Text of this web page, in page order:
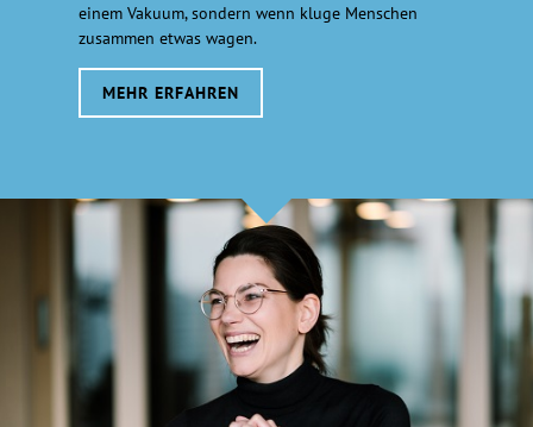
einem Vakuum, sondern wenn kluge Menschen
zusammen etwas wagen.
MEHR ERFAHREN